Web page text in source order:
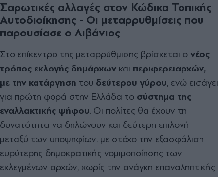
Σαρωτικές αλλαγές στον Κώδικα Τοπικής
Αυτοδιοίκησης - Οι μεταρρυθμίσεις που
παρουσίασε ο Λιβάνιος
Στο επίκεντρο της μεταρρύθμισης βρίσκεται ο νέος
τρόπος εκλογής δημάρχων και περιφερειαρχών,
με την κατάργηση του δεύτερου γύρου, ενώ εισάγει
για πρώτη φορά στην Ελλάδα το σύστημα της
εναλλακτικής ψήφου. Οι πολίτες θα έχουν τη
δυνατότητα να δηλώνουν και δεύτερη επιλογή
μεταξύ των υποψηφίων, με στόχο την εξασφάλιση
ευρύτερης δημοκρατικής νομιμοποίησης των
εκλεγμένων αρχών, χωρίς την ανάγκη επαναληπτικής